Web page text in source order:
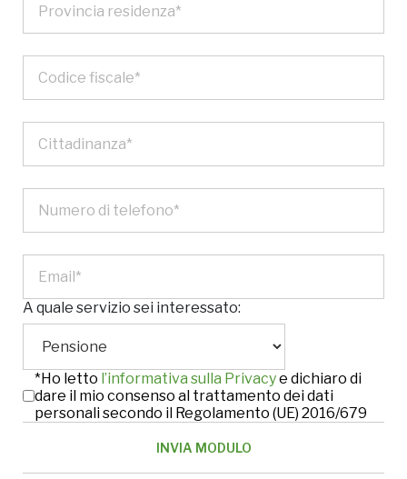
A quale servizio sei interessato:
*Ho letto l’informativa sulla Privacye dichiaro di
dare il mio consenso al trattamento dei dati
personali secondo il Regolamento (UE) 2016/679